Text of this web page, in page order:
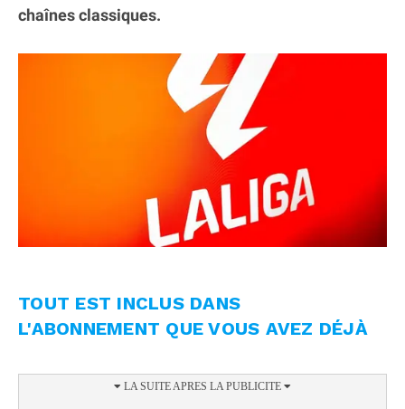
chaînes classiques.
TOUT EST INCLUS DANS
L'ABONNEMENT QUE VOUS AVEZ DÉJÀ